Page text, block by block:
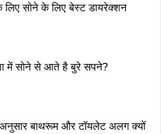
सोने के लिए बेस्ट डायरेक्शन
में सोने से आते है बुरे सपने?
बाथरूम और टॉयलेट अलग क्यों